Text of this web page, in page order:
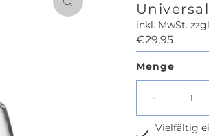
inkl. MwSt.
Regulärer
Preis
€29,95
Menge
-
Vielfältig